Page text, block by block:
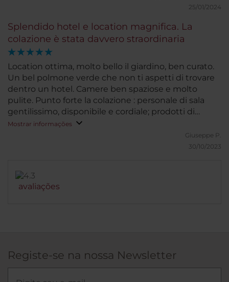
arredata stile veneziano, giusta nelle dimensioni,
ma da poco ristrutturato con gusto. Ambienti
comuni: sontuosi, in stile veneziano per respirare
l'esperienza unica della citta'. Unico piccolo difetto
minibar un poco rumoroso (basta spegnerlo se si
vuole di notte)Sale superiori assolutamente da
vedere. Grande giardino esterno (a Venezia!) ben
curato e con affaccio sulla laguna. Colazione: da 5
stelle con menu' alla carta incluso e con rapporto
qualità/prezzo migliore che altrove. Hotel con
numero contenuto di stanze, a favore della
tranquillia' e del servizio. Rapporto qualita'/prezzo in
conclusione: di NH ne abbiamo visti tanti in oltre 20
anni di frequentazione in Italia e mezza Europa, ma
25/01/2024
Splendido hotel e location magnifica. La
colazione è stata davvero straordinaria
Location ottima, molto bello il giardino, ben curato.
Un bel polmone verde che non ti aspetti di trovare
dentro un hotel. Camere ben spaziose e molto
pulite. Punto forte la colazione : personale di sala
gentilissimo, disponibile e cordiale; prodotti di
qualità, ampia scelta e davvero tanta ma tanta cura
nel dettaglio. Prodotti rimpiazzati continuamente e
non per essere ripetitivo ma tutto rigorosamente di
Mostrar informações
Giuseppe P.
30/10/2023
avaliações
Registe-se na nossa Newsletter